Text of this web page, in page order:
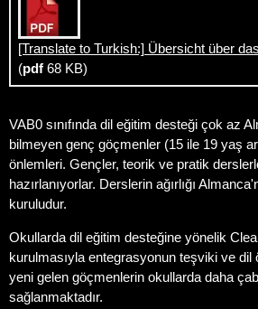
[Translate to Turkish:] Übersicht über
(pdf68 KB)
VAB0 sınıfında dil eğitim desteği çok az
bilmeyen genç göçmenler (15 ile 19 yaş
önlemleri. Gençler, teorik ve pratik
hazırlanıyorlar. Derslerin ağırlığı
kuruludur.
Okullarda dil eğitim desteğine yönelik
kurulmasıyla entegrasyonun teşviki ve dil
yeni gelen göçmenlerin okullarda daha
sağlanmaktadır.